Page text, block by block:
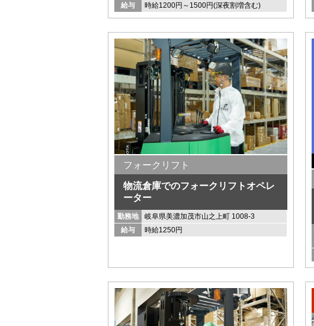
給与
時給1200円～1500円(深夜割増含む)
フォークリフト
物流倉庫でのフォークリフトオペレ
ーター
勤務地
岐阜県美濃加茂市山之上町 1008-3
給与
時給1250円